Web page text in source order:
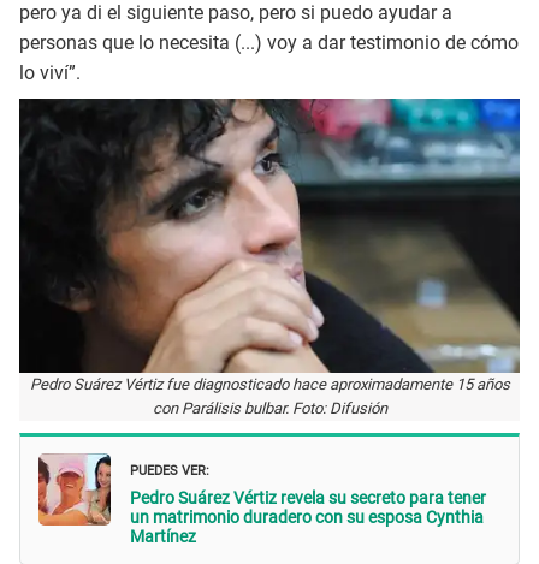
pero ya di el siguiente paso, pero si puedo ayudar a
personas que lo necesita (...) voy a dar testimonio de cómo
lo viví”.
Pedro Suárez Vértiz fue diagnosticado hace aproximadamente 15 años
con Parálisis bulbar. Foto: Difusión
PUEDES VER:
Pedro Suárez Vértiz revela su secreto para tener
un matrimonio duradero con su esposa Cynthia
Martínez